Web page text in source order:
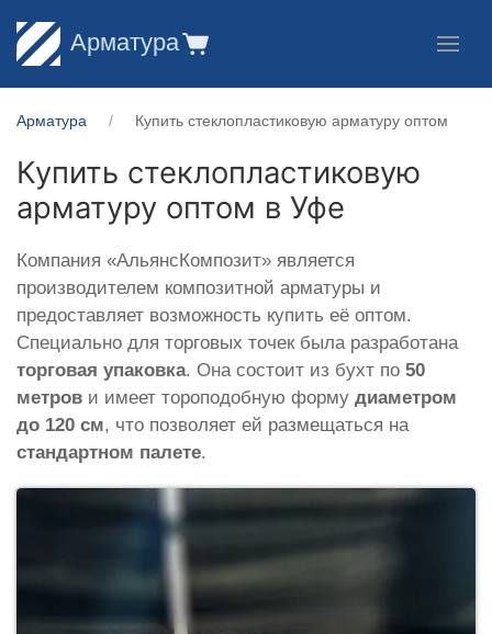
Арматура
Арматура Купить стеклопластиковую арматуру оптом
Купить стеклопластиковую
арматуру оптом в Уфе
Компания «АльянсКомпозит» является
производителем композитной арматуры и
предоставляет возможность купить её оптом.
Специально для торговых точек была разработана
торговая упаковка. Она состоит из бухт по 50
метров и имеет тороподобную форму диаметром
до 120 см, что позволяет ей размещаться на
стандартном палете.